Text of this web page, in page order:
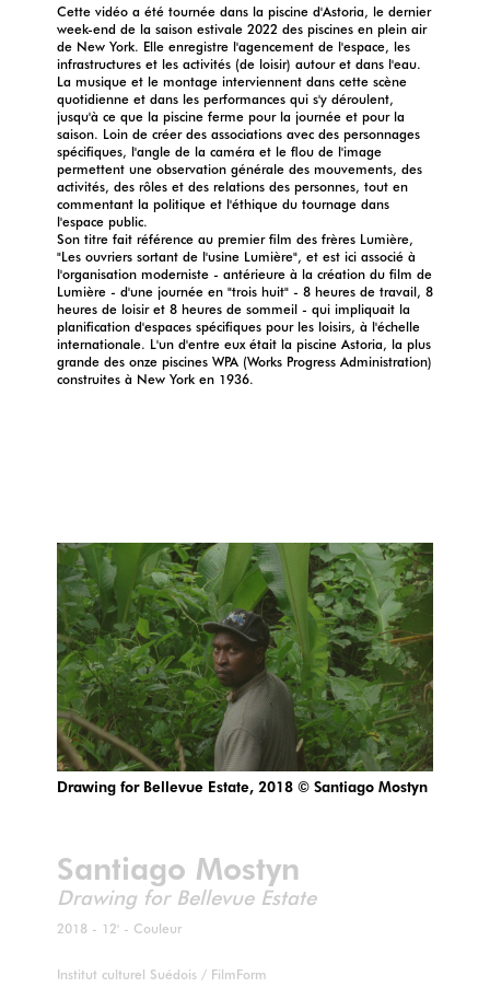
Cette vidéo a été tournée dans la piscine d'Astoria, le dernier
week-end de la saison estivale 2022 des piscines en plein air
de New York. Elle enregistre l'agencement de l'espace, les
infrastructures et les activités (de loisir) autour et dans l'eau.
La musique et le montage interviennent dans cette scène
quotidienne et dans les performances qui s'y déroulent,
jusqu'à ce que la piscine ferme pour la journée et pour la
saison. Loin de créer des associations avec des personnages
spécifiques, l'angle de la caméra et le flou de l'image
permettent une observation générale des mouvements, des
activités, des rôles et des relations des personnes, tout en
commentant la politique et l'éthique du tournage dans
l'espace public.
Son titre fait référence au premier film des frères Lumière,
"Les ouvriers sortant de l'usine Lumière", et est ici associé à
l'organisation moderniste - antérieure à la création du film de
Lumière - d'une journée en "trois huit" - 8 heures de travail, 8
heures de loisir et 8 heures de sommeil - qui impliquait la
planification d'espaces spécifiques pour les loisirs, à l'échelle
internationale. L'un d'entre eux était la piscine Astoria, la plus
grande des onze piscines WPA (Works Progress Administration)
construites à New York en 1936.
Drawing for Bellevue Estate, 2018 © Santiago Mostyn
Santiago Mostyn
Drawing for Bellevue Estate
2018 - 12' - Couleur
Institut culturel Suédois / FilmForm